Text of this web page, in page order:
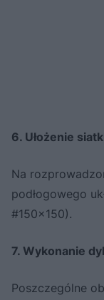
6. Ułożenie
Na
podłogowego
#150x150).
7. Wykonanie
Poszczególne